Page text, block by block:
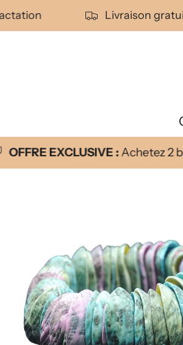
passer au
contenu
Livraison
OFFRE EXCLUSIVE :Achetez 2